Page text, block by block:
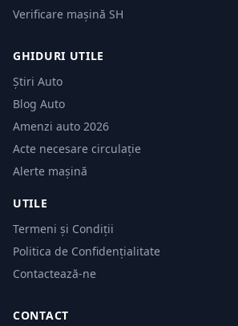
Verificare mașină SH
GHIDURI UTILE
Știri Auto
Blog Auto
Amenzi auto 2026
Acte necesare circulație
Alerte mașină
UTILE
Termeni și Condiții
Politica de Confidențialitate
Contactează-ne
CONTACT